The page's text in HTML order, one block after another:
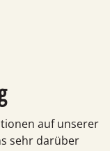
auf unserer
sehr darüber